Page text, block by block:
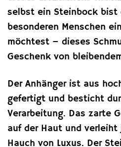
selbst ein Steinbock bist
besonderen Menschen
möchtest – dieses
Geschenk von
Der Anhänger ist aus
gefertigt und besticht
Verarbeitung. Das zarte
auf der Haut und
Hauch von Luxus. Der